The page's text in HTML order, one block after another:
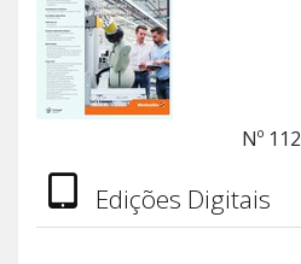
Nº 112
Edições Digitais